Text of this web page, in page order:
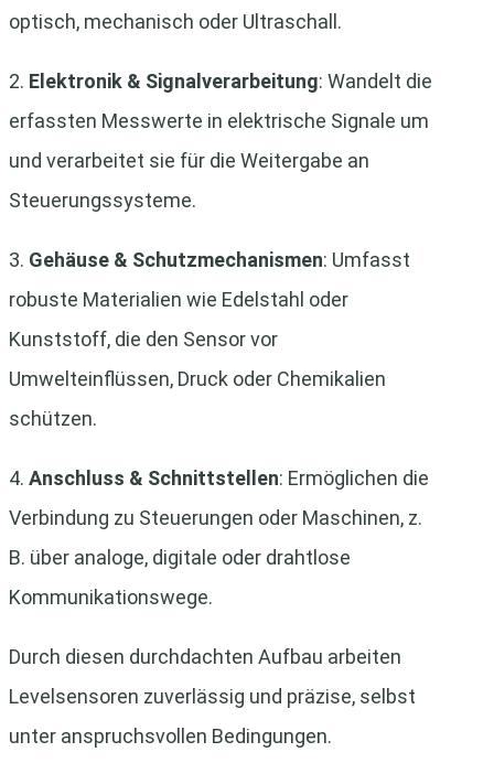
optisch, mechanisch oder Ultraschall.
2. Elektronik & Signalverarbeitung: Wandelt die
erfassten Messwerte in elektrische Signale um
und verarbeitet sie für die Weitergabe an
Steuerungssysteme.
3. Gehäuse & Schutzmechanismen: Umfasst
robuste Materialien wie Edelstahl oder
Kunststoff, die den Sensor vor
Umwelteinflüssen, Druck oder Chemikalien
schützen.
4. Anschluss & Schnittstellen: Ermöglichen die
Verbindung zu Steuerungen oder Maschinen, z.
B. über analoge, digitale oder drahtlose
Kommunikationswege.
Durch diesen durchdachten Aufbau arbeiten
Levelsensoren zuverlässig und präzise, selbst
unter anspruchsvollen Bedingungen.